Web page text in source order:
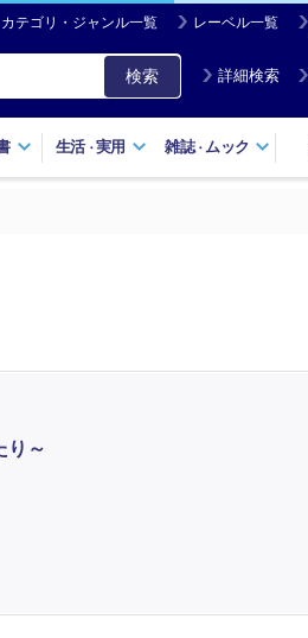
カテゴリ・ジャンル一覧 レーベル一覧
検索 詳細検索
生活・実用 雑誌・ ムック
り～